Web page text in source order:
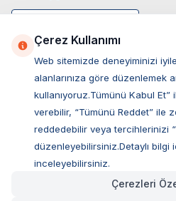
Müşteri Hizmetleri
Sıkça
Çerez Kullanımı
Web sitemizde deneyiminizi
alanlarınıza göre düzenlemek
kullanıyoruz.Tümünü Kabul
verebilir, “Tümünü Reddet” ile
reddedebilir veya tercihlerinizi
düzenleyebilirsiniz.Detaylı bilgi
inceleyebilirsiniz.
Çerezleri